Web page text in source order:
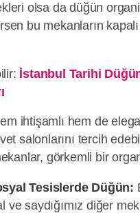
olsa da düğün
bu mekanların kapalı
İstanbul Tarihi
ihtişamlı hem de
salonlarını tercih
görkemli bir
Tesislerde Düğün:
ve saydığımız diğer